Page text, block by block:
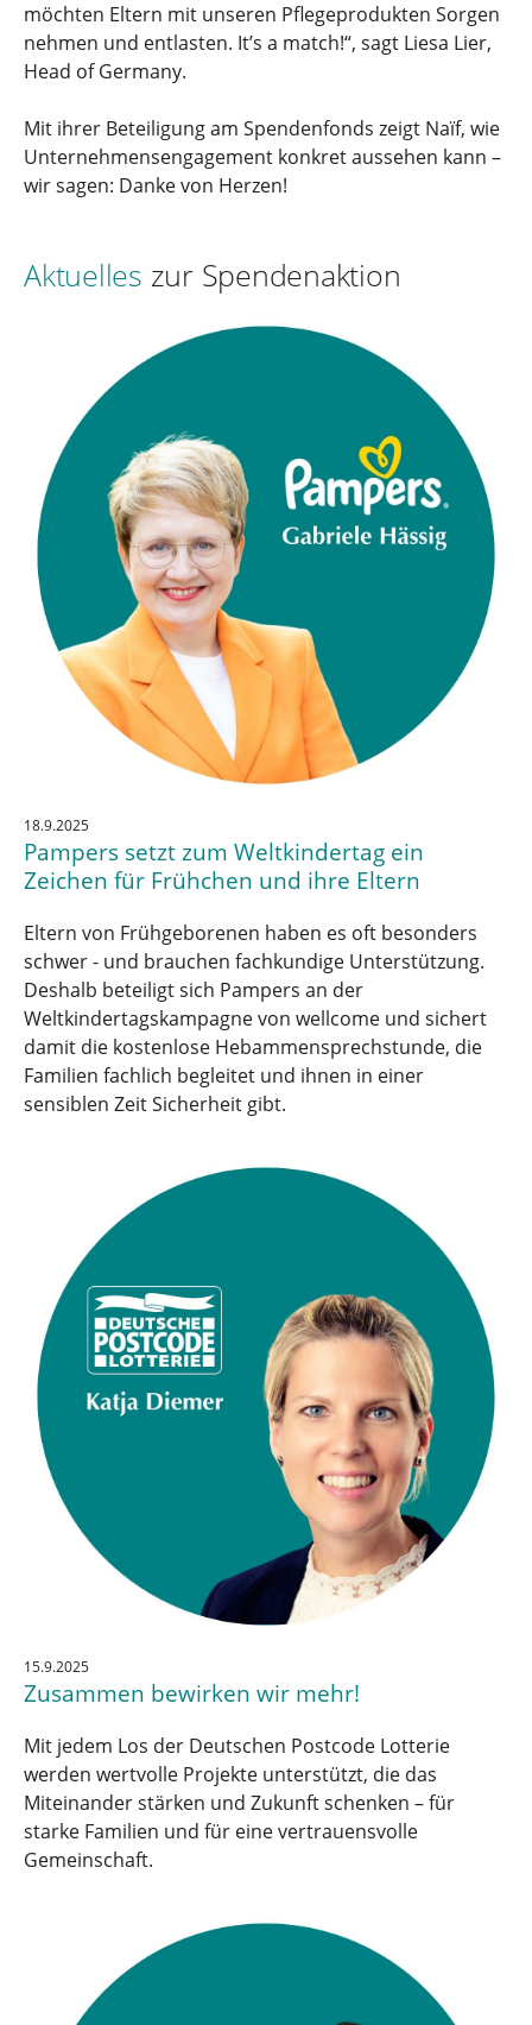
möchten Eltern mit unseren Pflegeprodukten Sorgen
nehmen und entlasten. It’s a match!“, sagt Liesa Lier,
Head of Germany.
Mit ihrer Beteiligung am Spendenfonds zeigt Naïf, wie
Unternehmensengagement konkret aussehen kann –
wir sagen: Danke von Herzen!
Aktuelles zur Spendenaktion
18.9.2025
Pampers setzt zum Weltkindertag ein
Zeichen für Frühchen und ihre Eltern
Eltern von Frühgeborenen haben es oft besonders
schwer - und brauchen fachkundige Unterstützung.
Deshalb beteiligt sich Pampers an der
Weltkindertagskampagne von wellcome und sichert
damit die kostenlose Hebammensprechstunde, die
Familien fachlich begleitet und ihnen in einer
sensiblen Zeit Sicherheit gibt.
15.9.2025
Zusammen bewirken wir mehr!
Mit jedem Los der Deutschen Postcode Lotterie
werden wertvolle Projekte unterstützt, die das
Miteinander stärken und Zukunft schenken – für
starke Familien und für eine vertrauensvolle
Gemeinschaft.